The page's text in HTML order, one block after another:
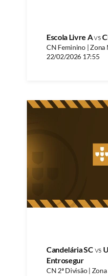
Escola Livre Avs
CN Feminino | Zona
22/02/2026 17:55
Candelária SCvs
Entrosegur
CN 2ª Divisão |